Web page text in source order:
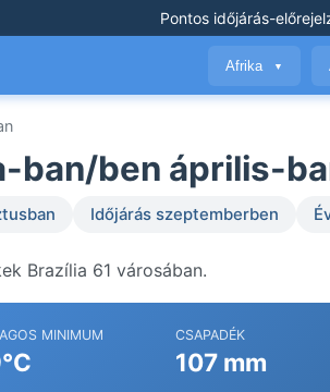
Pontos időjárás-
Afrika ▼
ban/ben április-
Időjárás szeptemberben
Brazília 61 városában.
MINIMUM CSAPADÉK
107 mm